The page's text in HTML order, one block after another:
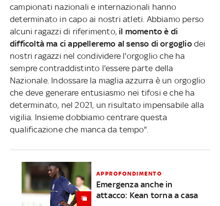
campionati nazionali e internazionali hanno
determinato in capo ai nostri atleti. Abbiamo perso
alcuni ragazzi di riferimento, il momento è di
difficoltà ma ci appelleremo al senso di orgoglio dei
nostri ragazzi nel condividere l'orgoglio che ha
sempre contraddistinto l'essere parte della
Nazionale. Indossare la maglia azzurra è un orgoglio
che deve generare entusiasmo nei tifosi e che ha
determinato, nel 2021, un risultato impensabile alla
vigilia. Insieme dobbiamo centrare questa
qualificazione che manca da tempo".
APPROFONDIMENTO
Emergenza anche in
attacco: Kean torna a casa